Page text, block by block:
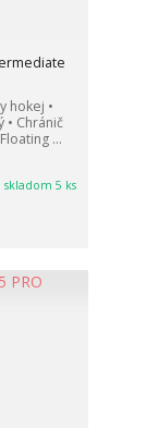
hokej •
• Chránič
...
skladom 5 ks